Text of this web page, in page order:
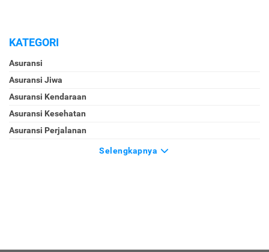
KATEGORI
Asuransi
Asuransi Jiwa
Asuransi Kendaraan
Asuransi Kesehatan
Asuransi Perjalanan
Selengkapnya